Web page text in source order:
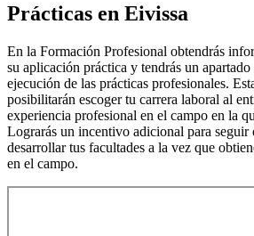
Prácticas en Eivissa
En la Formación Profesional obtendrás
su aplicación práctica y tendrás un
ejecución de las prácticas profesionales.
posibilitarán escoger tu carrera laboral al
experiencia profesional en el campo en la
Lograrás un incentivo adicional para
desarrollar tus facultades a la vez que
en el campo.